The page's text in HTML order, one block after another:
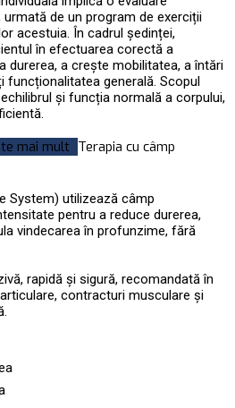
de un program de exerciții
acestuia. În cadrul ședinței,
în efectuarea corectă a
durerea, a crește mobilitatea, a întări
funcționalitatea generală. Scopul
și funcția normală a corpului,
mai mult Terapia cu câmp
System) utilizează câmp
pentru a reduce durerea,
vindecarea în profunzime, fără
rapidă și sigură, recomandată în
contracturi musculare și